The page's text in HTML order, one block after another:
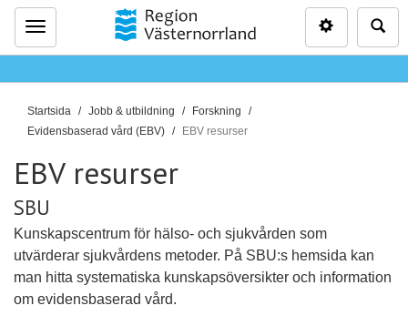
Meny
D
u
r
h
ä
r
:
Startsida Jobb & utbildning
Forskning
Evidensbaserad vård (EBV)
EBV resurser
EBV resurser
SBU
Kunskapscentrum för hälso- och sjukvården som
utvärderar sjukvårdens metoder. På SBU:s hemsida kan
man hitta systematiska kunskapsöversikter och information
om evidensbaserad vård.